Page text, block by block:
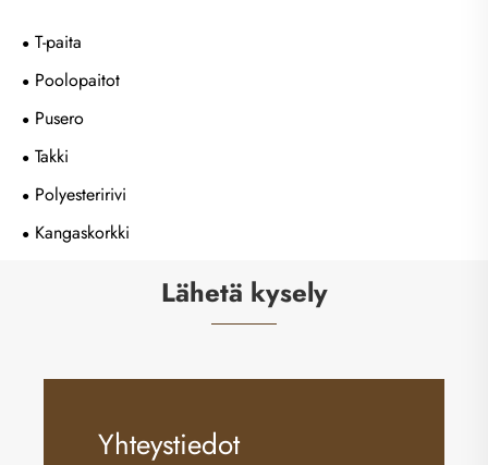
T-paita
Poolopaitot
Pusero
Takki
Polyesteririvi
Kangaskorkki
Lähetä kysely
Yhteystiedot